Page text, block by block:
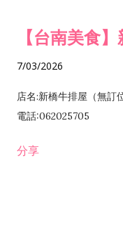
【台南美食
7/03/2026
店名:新橋牛排屋（無訂
電話:062025705
分享